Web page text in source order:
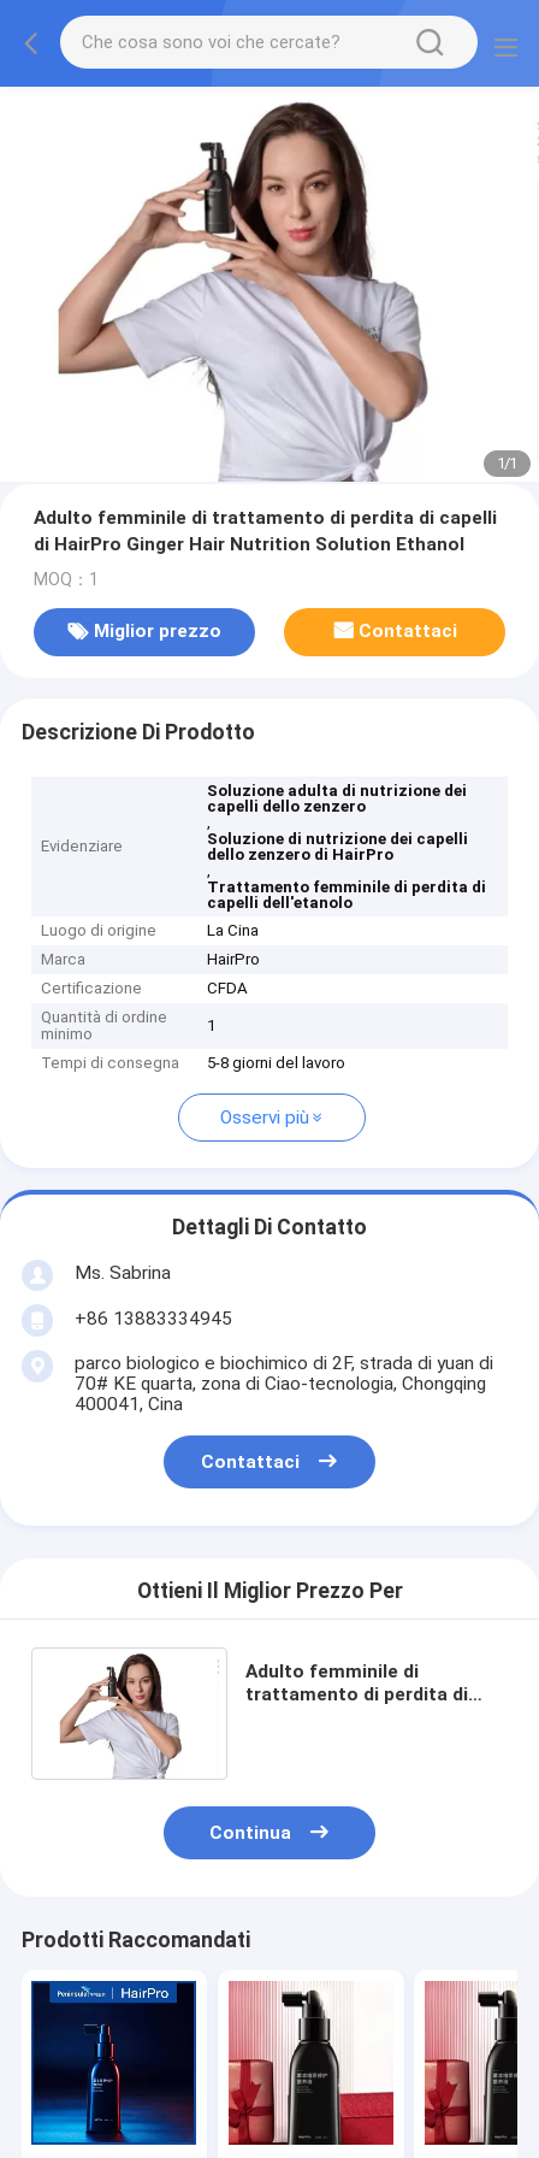
1/1
Adulto femminile di trattamento di perdita di capelli
di HairPro Ginger Hair Nutrition Solution Ethanol
MOQ：1
Miglior prezzo Contattaci
Descrizione Di Prodotto
Evidenziare
Soluzione adulta di nutrizione dei
capelli dello zenzero
,
Soluzione di nutrizione dei capelli
dello zenzero di HairPro
,
Trattamento femminile di perdita di
capelli dell'etanolo
Luogo di origine
La Cina
Marca
HairPro
Certificazione
CFDA
Quantità di ordine
minimo
1
Tempi di consegna 5-8 giorni del lavoro
Osservi più
Dettagli Di Contatto
Ms. Sabrina
+86 13883334945
parco biologico e biochimico di 2F, strada di yuan di
70# KE quarta, zona di Ciao-tecnologia, Chongqing
400041, Cina
Contattaci
Ottieni Il Miglior Prezzo Per
Adulto femminile di
trattamento di perdita di
Continua
Prodotti Raccomandati